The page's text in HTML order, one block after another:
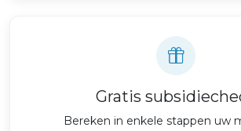
Gratis
Bereken in enkele stappen uw